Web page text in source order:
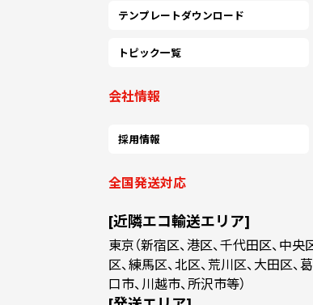
カート
テンプレートダウンロード
トピック一覧
会社情報
採用情報
全国発送対応
[近隣エコ輸送エリア]
東京（新宿区、港区、千代田区、中
区、練馬区、北区、荒川区、大田区、
口市、川越市、所沢市等）